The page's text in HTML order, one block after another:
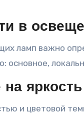
в
ламп важно
основное,
и цветовой